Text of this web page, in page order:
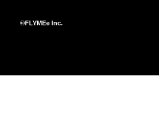
©FLYMEe Inc.